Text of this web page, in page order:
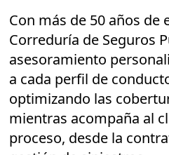
Con más de 50 años de
Correduría de Seguros
asesoramiento
a cada perfil de
optimizando las
mientras acompaña al
proceso, desde la